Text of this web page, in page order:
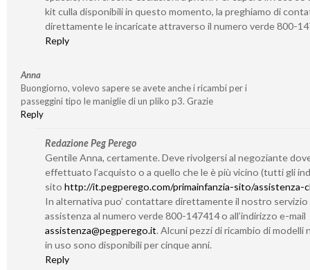
kit culla disponibili in questo momento, la preghiamo di
direttamente le incaricate attraverso il numero verde 800-
Reply
Anna
Buongiorno, volevo sapere se avete anche i ricambi per i
passeggini tipo le maniglie di un pliko p3. Grazie
Reply
Redazione Peg Perego
Gentile Anna, certamente. Deve rivolgersi al negoziante
effettuato l’acquisto o a quello che le è più vicino (tutti gli
sito http://it.pegperego.com/primainfanzia-sito/assistenza-
In alternativa puo’ contattare direttamente il nostro servizio
assistenza al numero verde 800-147414 o all’indirizzo e-mail
assistenza@pegperego.it. Alcuni pezzi di ricambio di modelli
in uso sono disponibili per cinque anni.
Reply